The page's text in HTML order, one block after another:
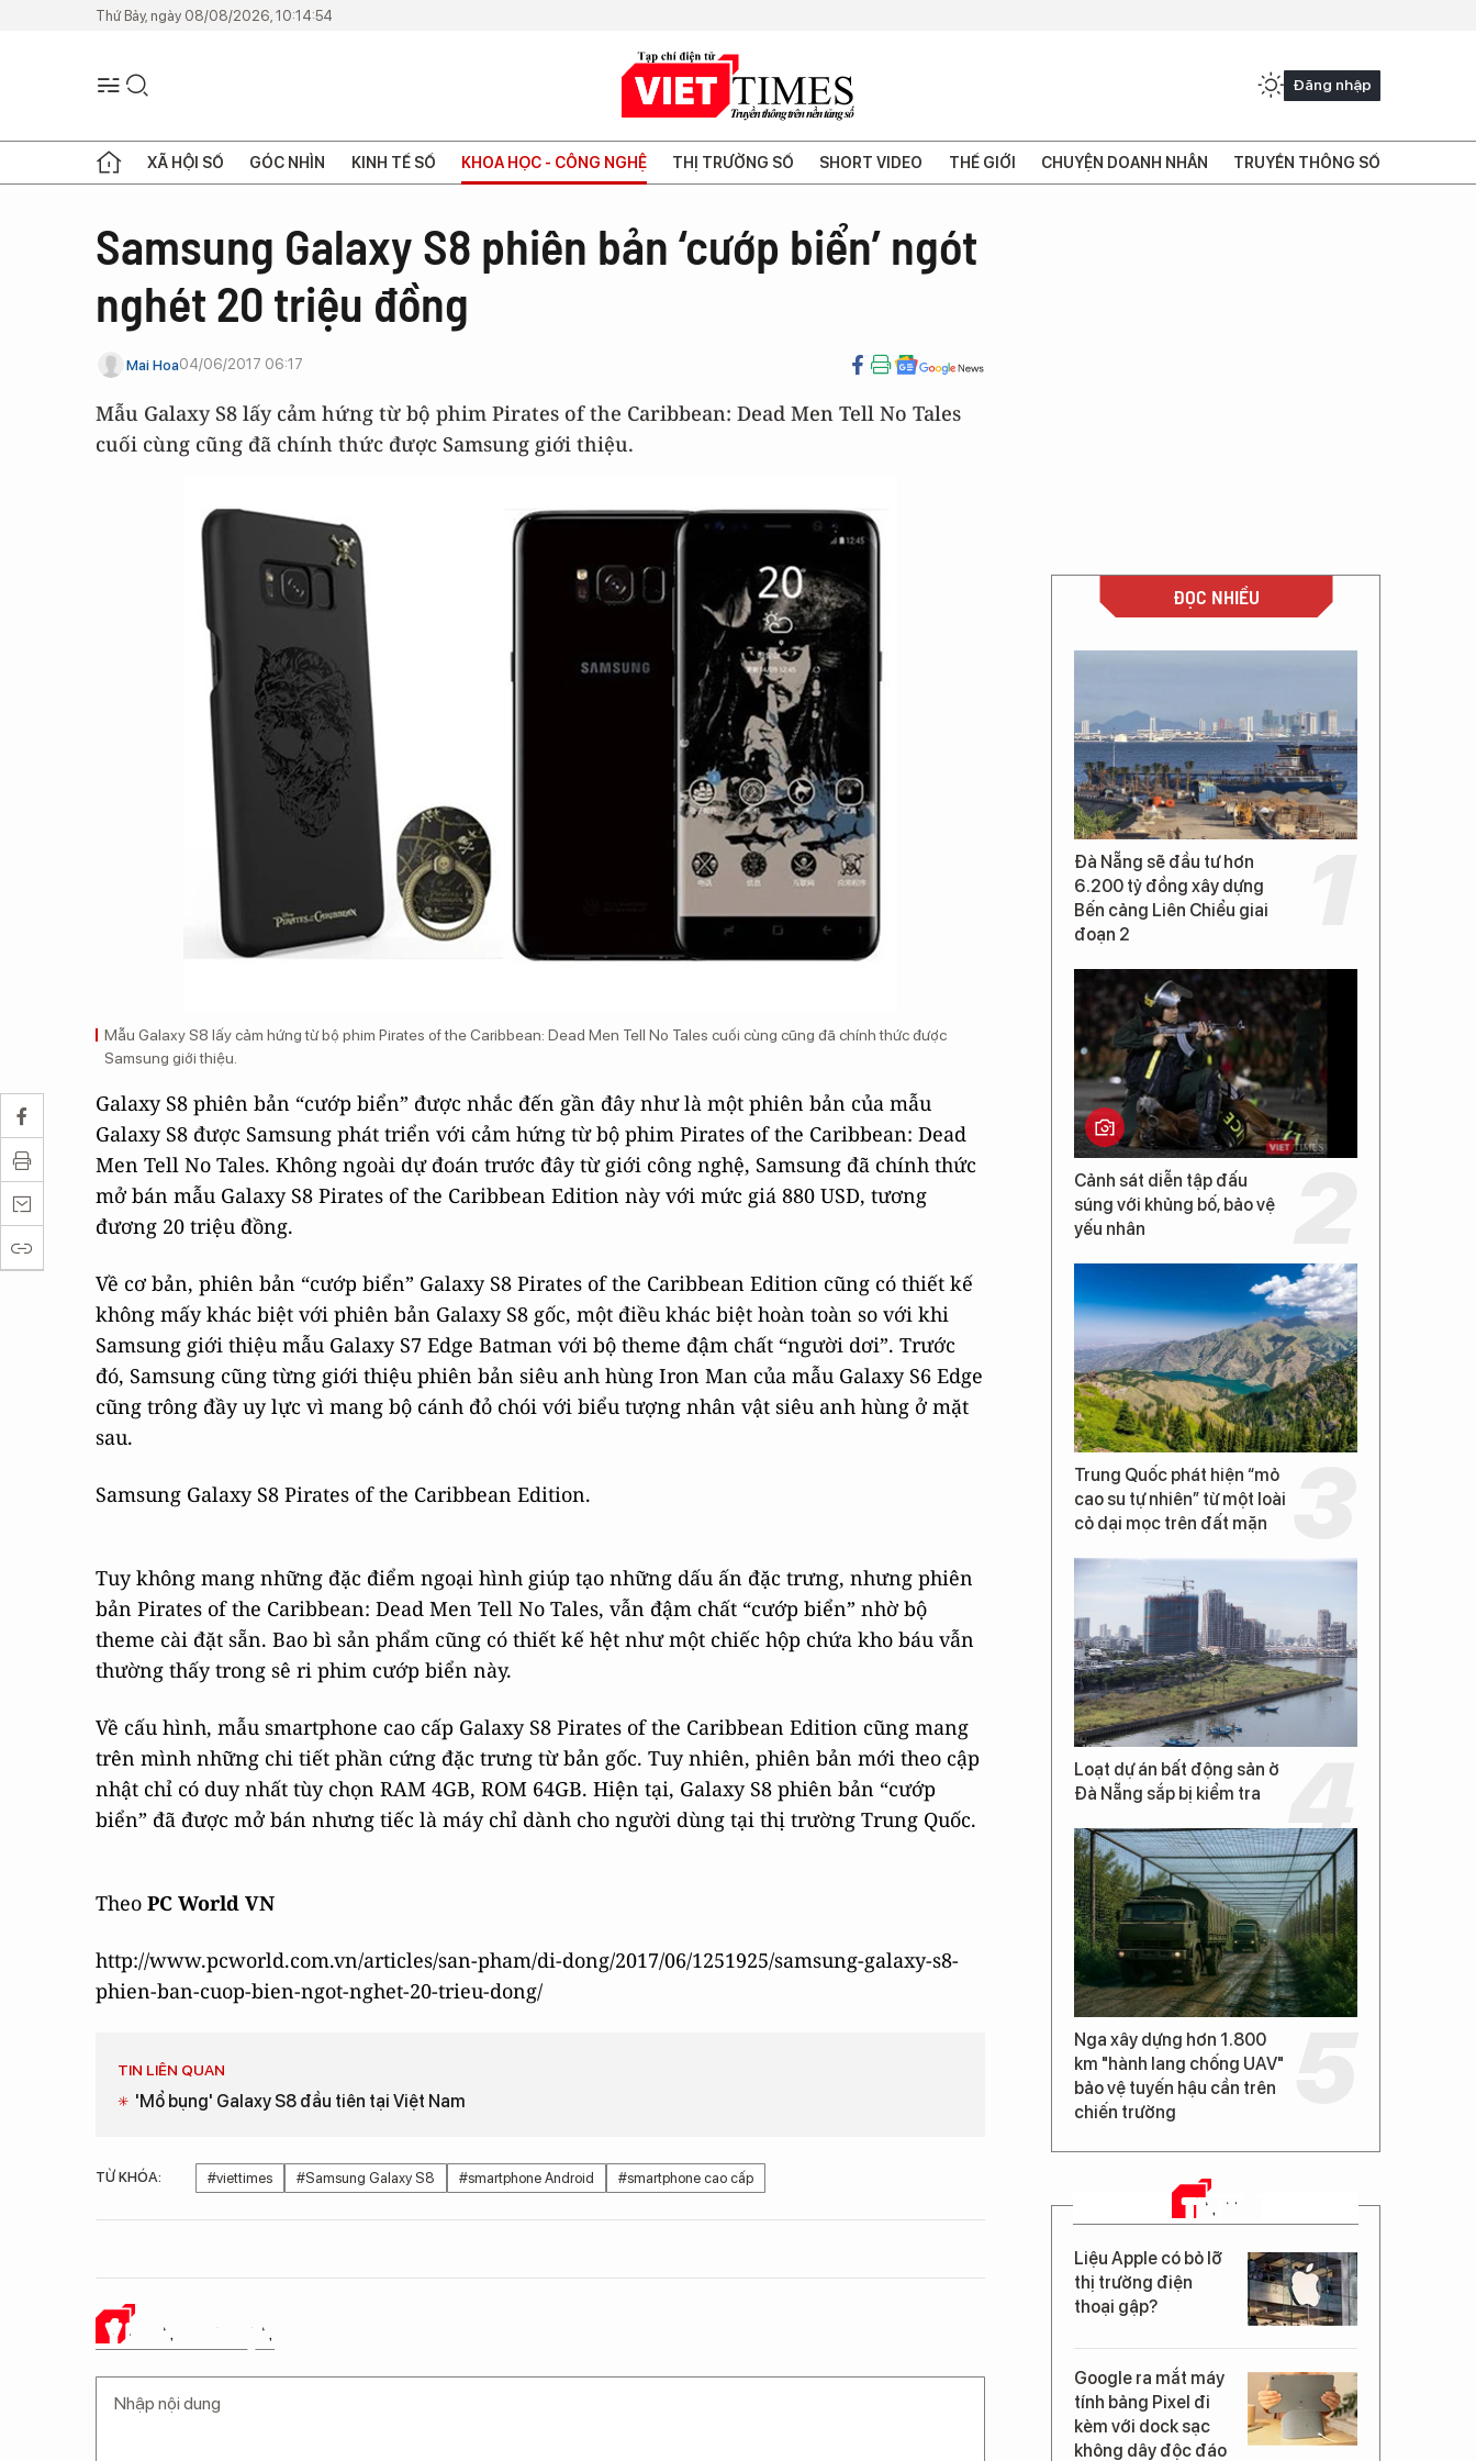
Thứ Bảy, ngày 08/08/2026, 10:14:54
Đăng nhập
XÃ HỘI SỐ GÓC NHÌN KINH TẾ SỐ KHOA HỌC - CÔNG NGHỆ THỊ TRƯỜNG SỐ SHORT VIDEO THẾ GIỚI CHUYỆN DOANH NHÂN TRUYỀN THÔNG SỐ
Samsung Galaxy S8 phiên bản ‘cướp biển’ ngót
nghét 20 triệu đồng
Mai Hoa04/06/2017 06:17
Mẫu Galaxy S8 lấy cảm hứng từ bộ phim Pirates of the Caribbean: Dead Men Tell No Tales
cuối cùng cũng đã chính thức được Samsung giới thiệu.
Mẫu Galaxy S8 lấy cảm hứng từ bộ phim Pirates of the Caribbean: Dead Men Tell No Tales cuối cùng cũng đã chính thức được
Samsung giới thiệu.
Galaxy S8 phiên bản “cướp biển” được nhắc đến gần đây như là một phiên bản của mẫu
Galaxy S8 được Samsung phát triển với cảm hứng từ bộ phim Pirates of the Caribbean: Dead
Men Tell No Tales. Không ngoài dự đoán trước đây từ giới công nghệ, Samsung đã chính thức
mở bán mẫu Galaxy S8 Pirates of the Caribbean Edition này với mức giá 880 USD, tương
đương 20 triệu đồng.
Về cơ bản, phiên bản “cướp biển” Galaxy S8 Pirates of the Caribbean Edition cũng có thiết kế
không mấy khác biệt với phiên bản Galaxy S8 gốc, một điều khác biệt hoàn toàn so với khi
Samsung giới thiệu mẫu Galaxy S7 Edge Batman với bộ theme đậm chất “người dơi”. Trước
đó, Samsung cũng từng giới thiệu phiên bản siêu anh hùng Iron Man của mẫu Galaxy S6 Edge
cũng trông đầy uy lực vì mang bộ cánh đỏ chói với biểu tượng nhân vật siêu anh hùng ở mặt
sau.
Samsung Galaxy S8 Pirates of the Caribbean Edition.
Tuy không mang những đặc điểm ngoại hình giúp tạo những dấu ấn đặc trưng, nhưng phiên
bản Pirates of the Caribbean: Dead Men Tell No Tales, vẫn đậm chất “cướp biển” nhờ bộ
theme cài đặt sẵn. Bao bì sản phẩm cũng có thiết kế hệt như một chiếc hộp chứa kho báu vẫn
thường thấy trong sê ri phim cướp biển này.
Về cấu hình, mẫu smartphone cao cấp Galaxy S8 Pirates of the Caribbean Edition cũng mang
trên mình những chi tiết phần cứng đặc trưng từ bản gốc. Tuy nhiên, phiên bản mới theo cập
nhật chỉ có duy nhất tùy chọn RAM 4GB, ROM 64GB. Hiện tại, Galaxy S8 phiên bản “cướp
biển” đã được mở bán nhưng tiếc là máy chỉ dành cho người dùng tại thị trường Trung Quốc.
Theo PC World VN
http://www.pcworld.com.vn/articles/san-pham/di-dong/2017/06/1251925/samsung-galaxy-s8-
phien-ban-cuop-bien-ngot-nghet-20-trieu-dong/
TIN LIÊN QUAN
'Mổ bụng' Galaxy S8 đầu tiên tại Việt Nam
TỪ KHÓA: #viettimes #Samsung Galaxy S8 #smartphone Android #smartphone cao cấp
Ý KIẾN CỦA BẠN
ĐỌC NHIỀU
Đà Nẵng sẽ đầu tư hơn
6.200 tỷ đồng xây dựng
Bến cảng Liên Chiểu giai
đoạn 2
Cảnh sát diễn tập đấu
súng với khủng bố, bảo vệ
yếu nhân
Trung Quốc phát hiện “mỏ
cao su tự nhiên” từ một loài
cỏ dại mọc trên đất mặn
Loạt dự án bất động sản ở
Đà Nẵng sắp bị kiểm tra
Nga xây dựng hơn 1.800
km "hành lang chống UAV"
bảo vệ tuyến hậu cần trên
chiến trường
TIN MỚI
Liệu Apple có bỏ lỡ
thị trường điện
thoại gập?
Google ra mắt máy
tính bảng Pixel đi
kèm với dock sạc
không dây độc đáo